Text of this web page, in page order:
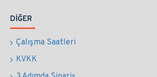
DIĞER
Çalışma Saatleri
KVKK